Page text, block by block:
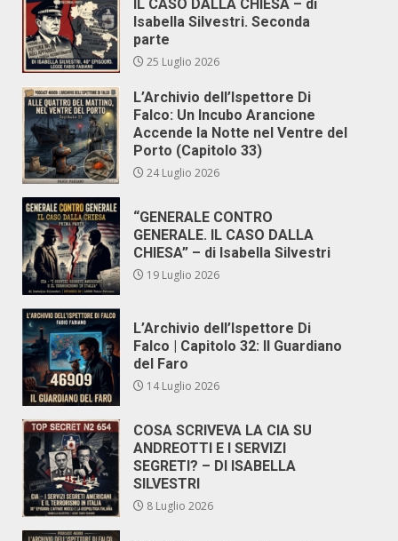
IL CASO DALLA CHIESA – di
Isabella Silvestri. Seconda
parte
25 Luglio 2026
L’Archivio dell’Ispettore Di
Falco: Un Incubo Arancione
Accende la Notte nel Ventre del
Porto (Capitolo 33)
24 Luglio 2026
“GENERALE CONTRO
GENERALE. IL CASO DALLA
CHIESA” – di Isabella Silvestri
19 Luglio 2026
L’Archivio dell’Ispettore Di
Falco | Capitolo 32: Il Guardiano
del Faro
14 Luglio 2026
COSA SCRIVEVA LA CIA SU
ANDREOTTI E I SERVIZI
SEGRETI? – DI ISABELLA
SILVESTRI
8 Luglio 2026